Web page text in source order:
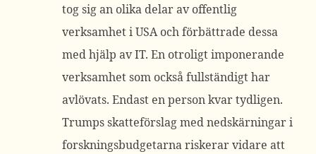
tog sig an olika delar av offentlig
verksamhet i USA och förbättrade dessa
med hjälp av IT. En otroligt imponerande
verksamhet som också fullständigt har
avlövats. Endast en person kvar tydligen.
Trumps skatteförslag med nedskärningar i
forskningsbudgetarna riskerar vidare att